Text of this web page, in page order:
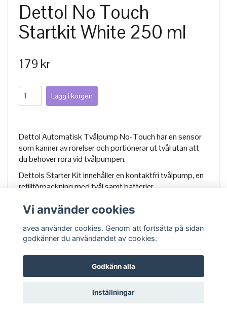
Dettol No Touch
Startkit White 250 ml
179 kr
Dettol Automatisk Tvålpump No-Touch har en sensor
som känner av rörelser och portionerar ut tvål utan att
du behöver röra vid tvålpumpen.
Dettols Starter Kit innehåller en kontaktfri tvålpump, en
refillförpackning med tvål samt batterier.
Köpvillkor Kontakt
Vi använder cookies
avea använder cookies. Genom att fortsätta på sidan
godkänner du användandet av cookies.
Godkänn alla
Inställningar